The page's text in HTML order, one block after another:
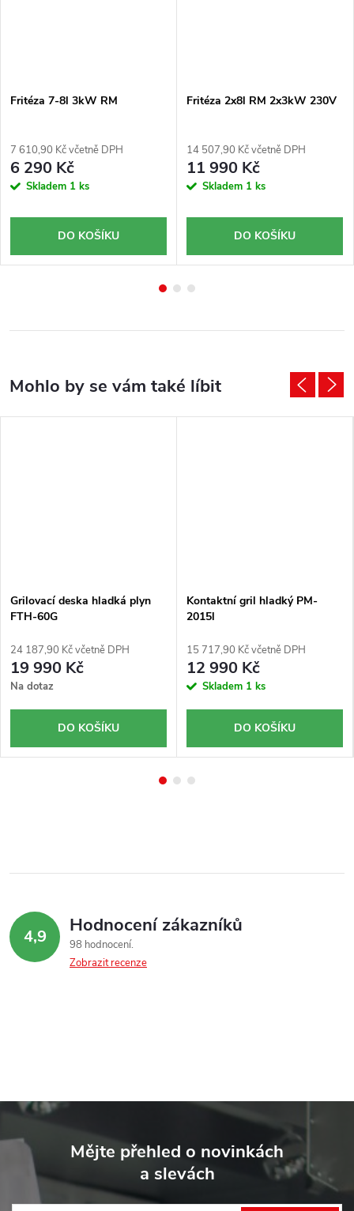
Fritéza 7-8l 3kW RM
7 610,90 Kč včetně DPH
6 290 Kč
Skladem 1 ks
DO KOŠÍKU
Fritéza 2x8l RM 2x3kW 230V
14 507,90 Kč včetně DPH
11 990 Kč
Skladem 1 ks
DO KOŠÍKU
Grilovací deska hladká plyn
FTH-60G
24 187,90 Kč včetně DPH
19 990 Kč
Na dotaz
DO KOŠÍKU
Kontaktní gril hladký PM-
2015l
15 717,90 Kč včetně DPH
12 990 Kč
Skladem 1 ks
DO KOŠÍKU
4,9 Hodnocení zákazníků
98 hodnocení
Zobrazit recenze
á
Mějte přehled o novinkách
a slevách